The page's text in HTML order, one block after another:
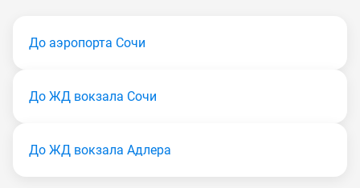
До аэропорта Сочи
До ЖД вокзала Сочи
До ЖД вокзала Адлера